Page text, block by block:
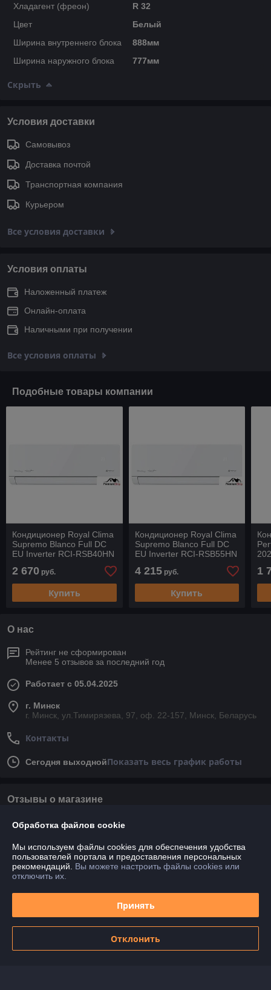
Хладагент (фреон)
R 32
Цвет
Белый
Ширина внутреннего блока
888мм
Ширина наружного блока
777мм
Скрыть
Условия доставки
Самовывоз
Доставка почтой
Транспортная компания
Курьером
Все условия доставки
Условия оплаты
Наложенный платеж
Онлайн-оплата
Наличными при получении
Все условия оплаты
Подобные товары компании
Кондиционер Royal Clima
Supremo Blanco Full DC
EU Inverter RCI-RSB40HN
2 670 руб.
Купить
Кондиционер Royal Clima
Supremo Blanco Full DC
EU Inverter RCI-RSB55HN
4 215руб.
Купить
1
О нас
Рейтинг не сформирован
Менее 5 отзывов за последний год
Работает с 05.04.2025
г. Минск
г. Минск, ул.Тимирязева, 97, оф. 22-157, Минск, Беларусь
Контакты
Сегодня выходнойПоказать весь график работы
Отзывы о магазине
У компании пока нет отзывов, добавьте первый
О нас
Доставка и оплата
Обработка файлов cookie
Мы используем файлы cookies для обеспечения удобства
пользователей портала и предоставления персональных
рекомендаций. Вы можете настроить файлы cookies или
отключить их.
Принять
Отклонить